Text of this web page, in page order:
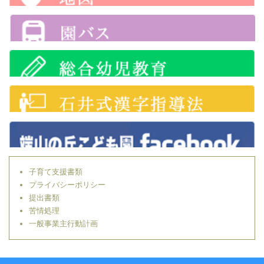
子育て支援書類
プライバシーポリシー
提出書類
苦情処理
一般事業主行動計画